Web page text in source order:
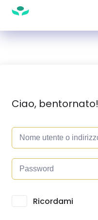
Ciao, bentornato!
Alternative:
Ricordami